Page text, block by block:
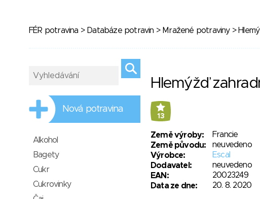
FÉR potravina > Databáze potravin > Mražené potraviny>
Hlemýžď
13
Země výroby:
Francie
Země původu:
neuvedeno
Výrobce:
Escal
Dodavatel:
neuvedeno
EAN:
20023249
Data ze dne:
20. 8. 2020
Nová potravina
Alkohol
Bagety
Cukr
Cukrovinky